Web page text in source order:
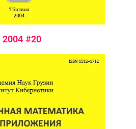
2004 #20